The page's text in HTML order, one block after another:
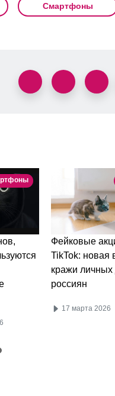
Смартфоны
Фейковые
TikTok: новая
кражи
россиян
17 марта 2026